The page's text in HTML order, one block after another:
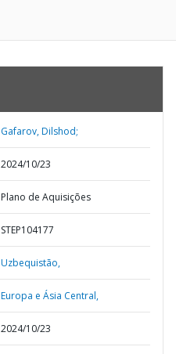
Gafarov, Dilshod;
2024/10/23
Plano de Aquisições
STEP104177
Uzbequistão,
Europa e Ásia Central,
2024/10/23